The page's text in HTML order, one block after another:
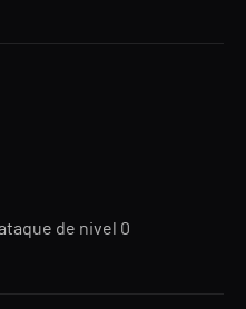
de nivel 0